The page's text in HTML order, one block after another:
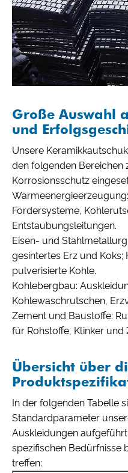
Große Auswahl
und
Unsere
den folgenden Bereichen
Korrosionsschutz
Fördersysteme,
Entstaubungsleitungen.
Eisen- und
gesintertes Erz und
pulverisierte Kohle.
Kohlebergbau:
Kohlewaschrutschen,
Zement und Baustoffe:
für Rohstoffe, Klinker und
Übersicht über
In der folgenden Tabelle
Standardparameter
Auskleidungen
spezifischen Bedürfnisse
treffen: